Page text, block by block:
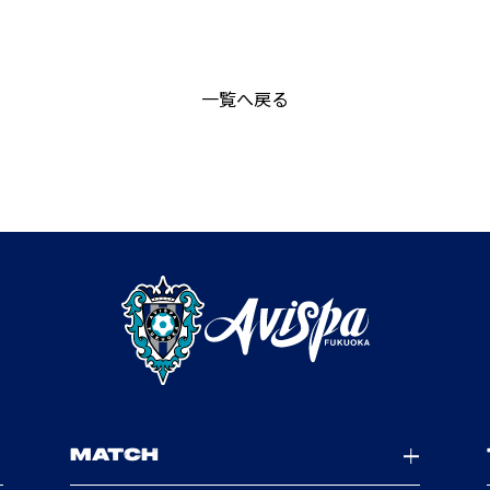
一覧へ戻る
MATCH